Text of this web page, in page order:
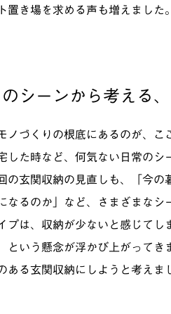
置き場を求める声も増えました。
シーンから考える
ノづくりの根底にあるのが、
した時など、何気ない日常の
の玄関収納の見直しも、「今
なるのか」など、さまざまな
プは、収納が少ないと感じて
という懸念が浮かび上がって
ある玄関収納にしようと考えま